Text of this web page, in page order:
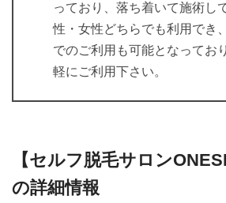
っており、落ち着いて施術し
性・女性どちらでも利用でき
でのご利用も可能となってお
軽にご利用下さい。
【セルフ脱毛サロン
の詳細情報